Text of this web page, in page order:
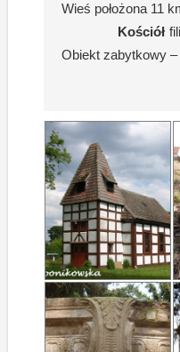
Wieś położona 11
Kościół
Obiekt zabytkowy –